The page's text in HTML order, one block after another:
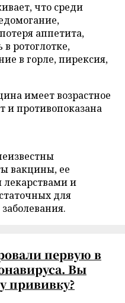
что среди
аппетита,
в ротоглотке,
в горле, пирексия,
имеет возрастное
и противопоказана
вакцины, ее
лекарствами и
для
первую в
Вы
прививку?